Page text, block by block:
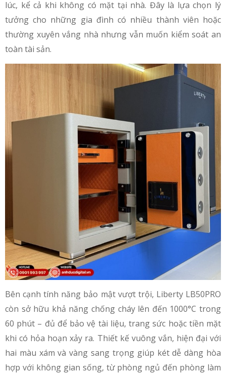
lúc, kể cả khi không có mặt tại nhà. Đây là lựa chọn lý
tưởng cho những gia đình có nhiều thành viên hoặc
thường xuyên vắng nhà nhưng vẫn muốn kiểm soát an
toàn tài sản.
Bên cạnh tính năng bảo mật vượt trội, Liberty LB50PRO
còn sở hữu khả năng chống cháy lên đến 1000°C trong
60 phút – đủ để bảo vệ tài liệu, trang sức hoặc tiền mặt
khi có hỏa hoạn xảy ra. Thiết kế vuông vắn, hiện đại với
hai màu xám và vàng sang trọng giúp két dễ dàng hòa
hợp với không gian sống, từ phòng ngủ đến phòng làm